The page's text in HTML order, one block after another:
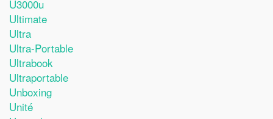
U3000u
Ultimate
Ultra
Ultra-Portable
Ultrabook
Ultraportable
Unboxing
Unité